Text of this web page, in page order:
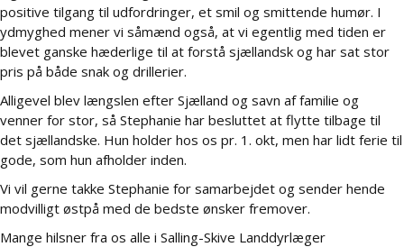
positive tilgang til udfordringer, et smil og smittende humør. I
ydmyghed mener vi såmænd også, at vi egentlig med tiden er
blevet ganske hæderlige til at forstå sjællandsk og har sat stor
pris på både snak og drillerier.
Alligevel blev længslen efter Sjælland og savn af familie og
venner for stor, så Stephanie har besluttet at flytte tilbage til
det sjællandske. Hun holder hos os pr. 1. okt, men har lidt ferie til
gode, som hun afholder inden.
Vi vil gerne takke Stephanie for samarbejdet og sender hende
modvilligt østpå med de bedste ønsker fremover.
Mange hilsner fra os alle i Salling-Skive Landdyrlæger